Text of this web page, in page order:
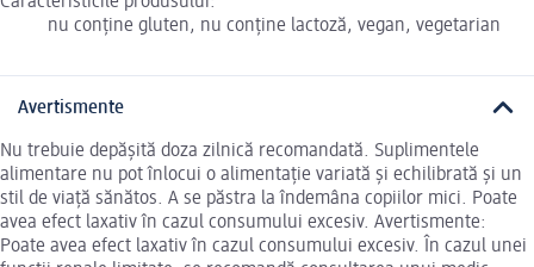
nu conține gluten, nu conține lactoză, vegan, vegetarian
Avertismente
Nu trebuie depășită doza zilnică recomandată. Suplimentele
alimentare nu pot înlocui o alimentație variată și echilibrată și un
stil de viață sănătos. A se păstra la îndemâna copiilor mici. Poate
avea efect laxativ în cazul consumului excesiv. Avertismente:
Poate avea efect laxativ în cazul consumului excesiv. În cazul unei